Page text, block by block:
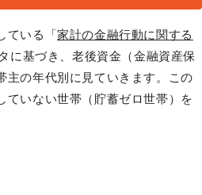
ている「家計の金融行動に関する
に基づき、老後資金（金融資産保
主の年代別に見ていきます。この
ていない世帯（貯蓄ゼロ世帯）を